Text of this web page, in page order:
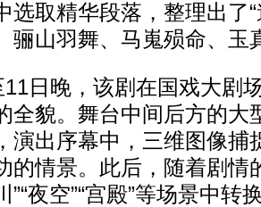
选取精华段落，整理出了
骊山羽舞、马嵬殒命、玉
晚，该剧在国戏大剧
全貌。舞台中间后方的大
演出序幕中，三维图像捕
的情景。此后，随着剧情
”“夜空”“宫殿”等场景中